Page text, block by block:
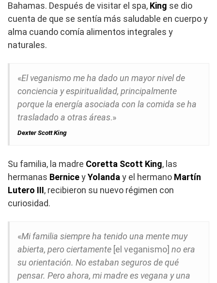
Bahamas. Después de visitar el spa, King se dio
cuenta de que se sentía más saludable en cuerpo y
alma cuando comía alimentos integrales y
naturales.
«El veganismo me ha dado un mayor nivel de
conciencia y espiritualidad, principalmente
porque la energía asociada con la comida se ha
trasladado a otras áreas.»
Dexter Scott King
Su familia, la madre Coretta Scott King, las
hermanas BerniceyYolanda y el hermano Martín
Lutero III, recibieron su nuevo régimen con
curiosidad.
«Mi familia siempre ha tenido una mente muy
abierta, pero ciertamente [el veganismo] no era
su orientación. No estaban seguros de qué
pensar. Pero ahora, mi madre es vegana y una